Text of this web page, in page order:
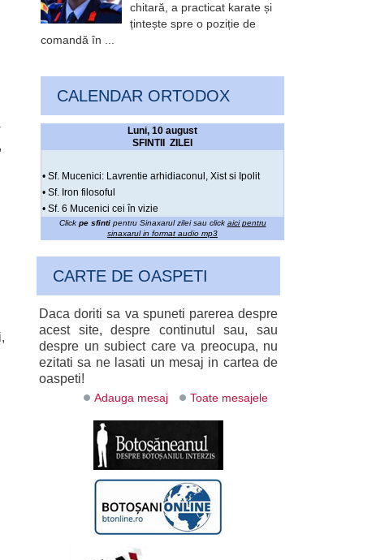
chitară, a practicat karate și
țintește spre o poziție de
comandă în ...
CALENDAR ORTODOX
Luni, 10 august
SFINTII ZILEI
• Sf. Mucenici: Lavrentie arhidiaconul, Xist si Ipolit
• Sf. Iron filosoful
• Sf. 6 Mucenici cei în vizie
Click pe sfintipentru Sinaxarul zilei sau click aici pentru
sinaxarul in format audio mp3
CARTE DE OASPETI
Daca doriti sa va spuneti parerea despre
acest site, despre continutul sau, sau
despre un subiect care va preocupa, nu
ezitati sa ne lasati un mesaj in cartea de
oaspeti!
Adauga mesaj Toate mesajele